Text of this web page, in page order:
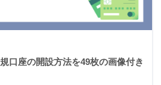
等分
口座の開設方法を49枚の画像付き